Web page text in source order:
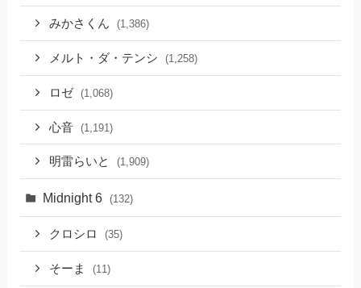
みかさくん (1,386)
メルト・ダ・テンシ (1,258)
ロゼ (1,068)
心音 (1,191)
明雷らいと (1,909)
Midnight 6 (132)
クロシロ (35)
そーま (11)